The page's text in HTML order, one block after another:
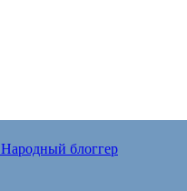
Народный блоггер